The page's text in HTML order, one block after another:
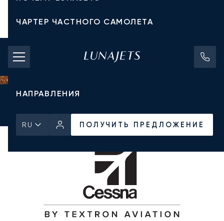
ЧАРТЕР ЧАСТНОГО САМОЛЕТА
СТОИМОСТЬ ЧАРТЕРА
ЧАСТНЫЕ САМОЛЕТЫ
НАПРАВЛЕНИЯ
RU ПОЛУЧИТЬ ПРЕДЛОЖЕНИЕ